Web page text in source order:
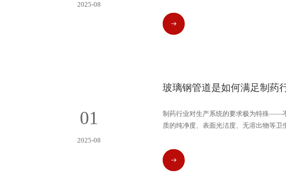
2025-08
READ MORE
01
2025-08
玻璃钢管道是如何满足制药
制药行业对生产系统的要求极为特殊——
质的纯净度、表面光洁度、无溶出物等
READ MORE